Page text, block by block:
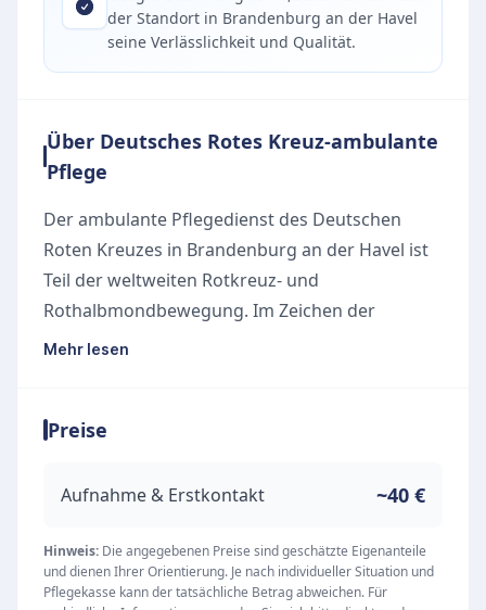
der Standort in Brandenburg an der Havel
seine Verlässlichkeit und Qualität.
Über Deutsches Rotes Kreuz-ambulante
Pflege
Der ambulante Pflegedienst des Deutschen
Roten Kreuzes in Brandenburg an der Havel ist
Teil der weltweiten Rotkreuz- und
Rothalbmondbewegung. Im Zeichen der
Menschlichkeit widmet sich das engagierte
Wohlergehen, die Gesundheit und die Würde
täglichen Arbeit. Der Pflegedienst befindet sich
verlässliche Anlaufstelle für Pflegebedürftige
und ihre Angehörigen in der Region.
Mehr lesen
Preise
Aufnahme & Erstkontakt ~40 €
Hinweis: Die angegebenen Preise sind geschätzte Eigenanteile
und dienen Ihrer Orientierung. Je nach individueller Situation und
Pflegekasse kann der tatsächliche Betrag abweichen. Für